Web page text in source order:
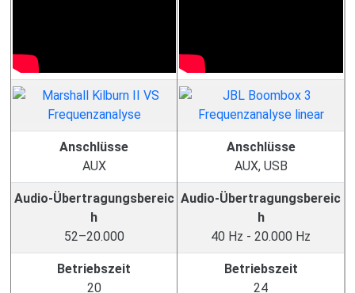
Anschlüsse
AUX
Anschlüsse
AUX, USB
Audio-Übertragungsbereic
h
52–20.000
Audio-Übertragungsbereic
h
40 Hz - 20.000 Hz
Betriebszeit
20
Betriebszeit
24